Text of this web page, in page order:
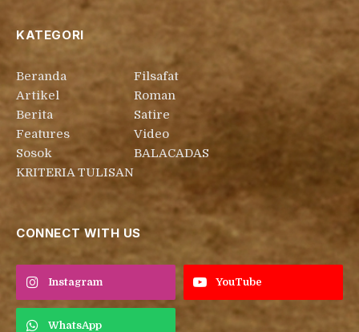
KATEGORI
Beranda
Artikel
Berita
Features
Sosok
KRITERIA TULISAN
Filsafat
Roman
Satire
Video
BALACADAS
CONNECT WITH US
Instagram YouTube
WhatsApp